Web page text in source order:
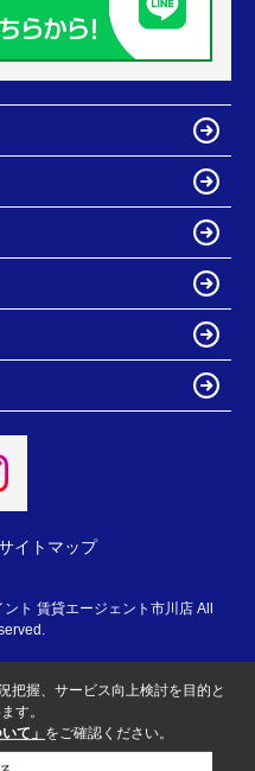
イトマップ
ト 賃貸エージェント市川店 All
把握、サービス向上検討を目的と
す。
て」 をご確認ください。